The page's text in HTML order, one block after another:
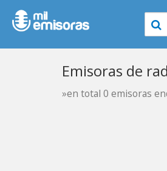
Emisoras de
»en total 0 emisoras